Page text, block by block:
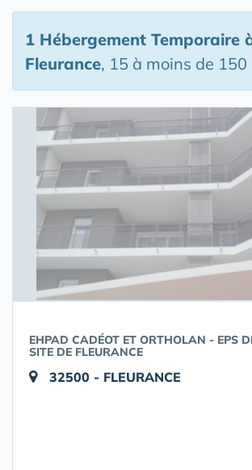
1 Hébergement Temporaire
Fleurance, 15 à moins de 150
EHPAD CADÉOT ET ORTHOLAN - EPS
SITE DE FLEURANCE
32500 - FLEURANCE